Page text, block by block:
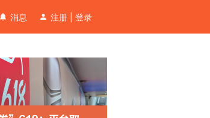
消息 注册 登录